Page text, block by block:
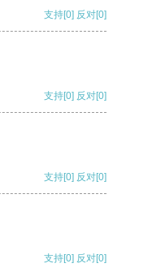
支持[0] 反对[0]
支持[0] 反对[0]
支持[0] 反对[0]
支持[0] 反对[0]